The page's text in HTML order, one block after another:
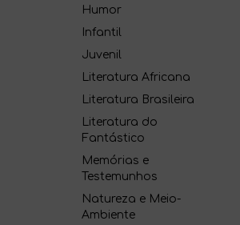
Humor
Infantil
Juvenil
Literatura Africana
Literatura Brasileira
Literatura do
Fantástico
Memórias e
Testemunhos
Natureza e Meio-
Ambiente